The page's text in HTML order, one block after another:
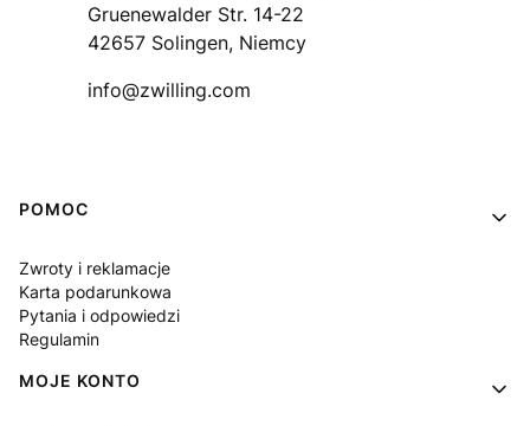
Gruenewalder Str. 14-22
42657 Solingen, Niemcy
info@zwilling.com
Linki w stopce
POMOC
Zwroty i reklamacje
Karta podarunkowa
Pytania i odpowiedzi
Regulamin
MOJE KONTO